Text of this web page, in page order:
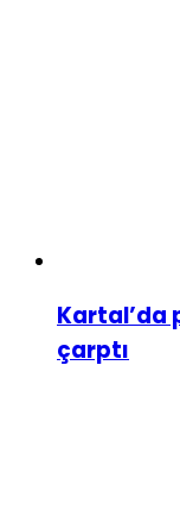
Kartal’da
çarptı